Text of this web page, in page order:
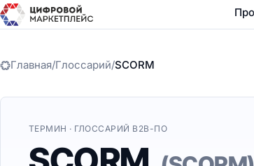
Главная/Глоссарий/SCORM
ТЕРМИН · ГЛОССАРИЙ B2B-ПО